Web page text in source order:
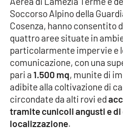
Parchi Marini Calabria
Leggendo Alvaro insieme
Imprese Di Calabria
Le perfidie di Antonella
Venti di comunicazione
Soccorso Alpino della
Cosenza, hanno consentito
quattro aree situate in
particolarmente impervie e
comunicazione, con una
pari a1.500 mq, munite di
adibite alla coltivazione di
circondate da alti rovi ed
tramite cunicoli angusti e
localizzazione.